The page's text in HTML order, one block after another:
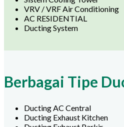
VRV / VRF Air Conditioning
AC RESIDENTIAL
Ducting System
Berbagai Tipe
Ducting AC Central
Ducting Exhaust Kitchen